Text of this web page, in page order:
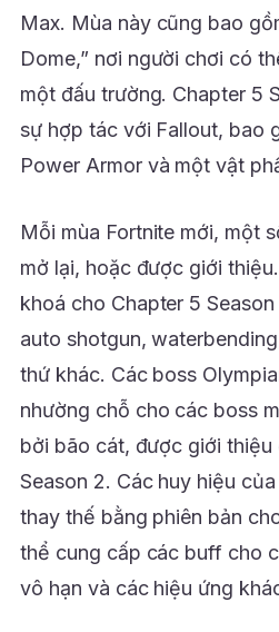
Max. Mùa này cũng bao
Dome,” nơi người chơi có
một đấu trường. Chapter 5
sự hợp tác với Fallout, bao
Power Armor và một vật
Mỗi mùa Fortnite mới, một
mở lại, hoặc được giới
khoá cho Chapter 5
auto shotgun,
thứ khác. Các boss
nhường chỗ cho các boss
bởi bão cát, được giới thiệu
Season 2. Các huy hiệu
thay thế bằng phiên bản
thể cung cấp các buff cho
vô hạn và các hiệu ứng